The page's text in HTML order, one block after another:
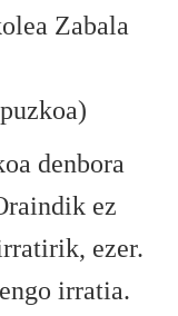
Zabala
denbora
ez
ezer.
irratia.